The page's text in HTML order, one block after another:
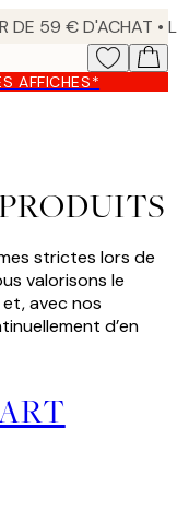
AFFICHES*
strictes lors de
valorisons le
avec nos
d’en